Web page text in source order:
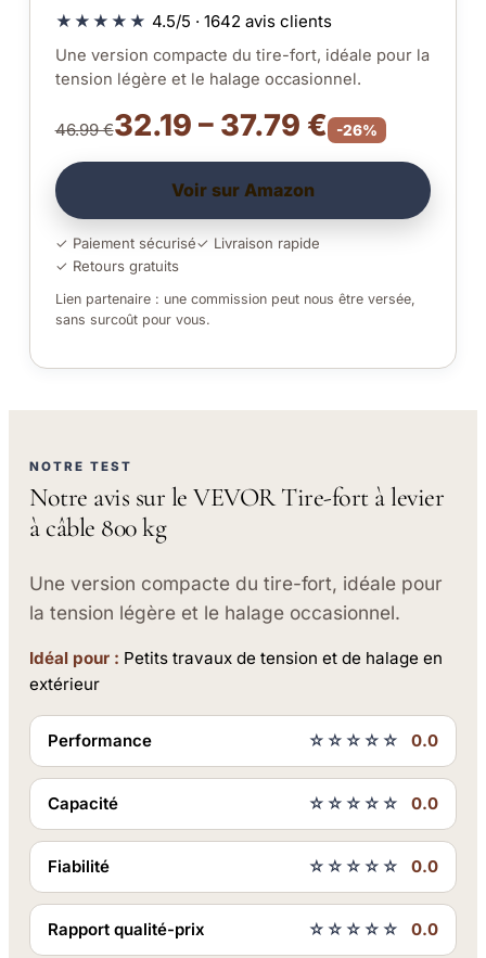
★★★★★ 4.5/5 · 1642 avis clients
Une version compacte du tire-fort, idéale pour la
tension légère et le halage occasionnel.
46.99 €32.19 – 37.79 € -26%
Voir sur Amazon
✓ Paiement sécurisé✓ Livraison rapide
✓ Retours gratuits
Lien partenaire : une commission peut nous être versée,
sans surcoût pour vous.
NOTRE TEST
Notre avis sur le VEVOR Tire-fort à levier
à câble 800 kg
Une version compacte du tire-fort, idéale pour
la tension légère et le halage occasionnel.
Idéal pour : Petits travaux de tension et de halage en
extérieur
Performance ☆☆☆☆☆ 0.0
Capacité ☆☆☆☆☆ 0.0
Fiabilité ☆☆☆☆☆ 0.0
Rapport qualité-prix ☆☆☆☆☆ 0.0